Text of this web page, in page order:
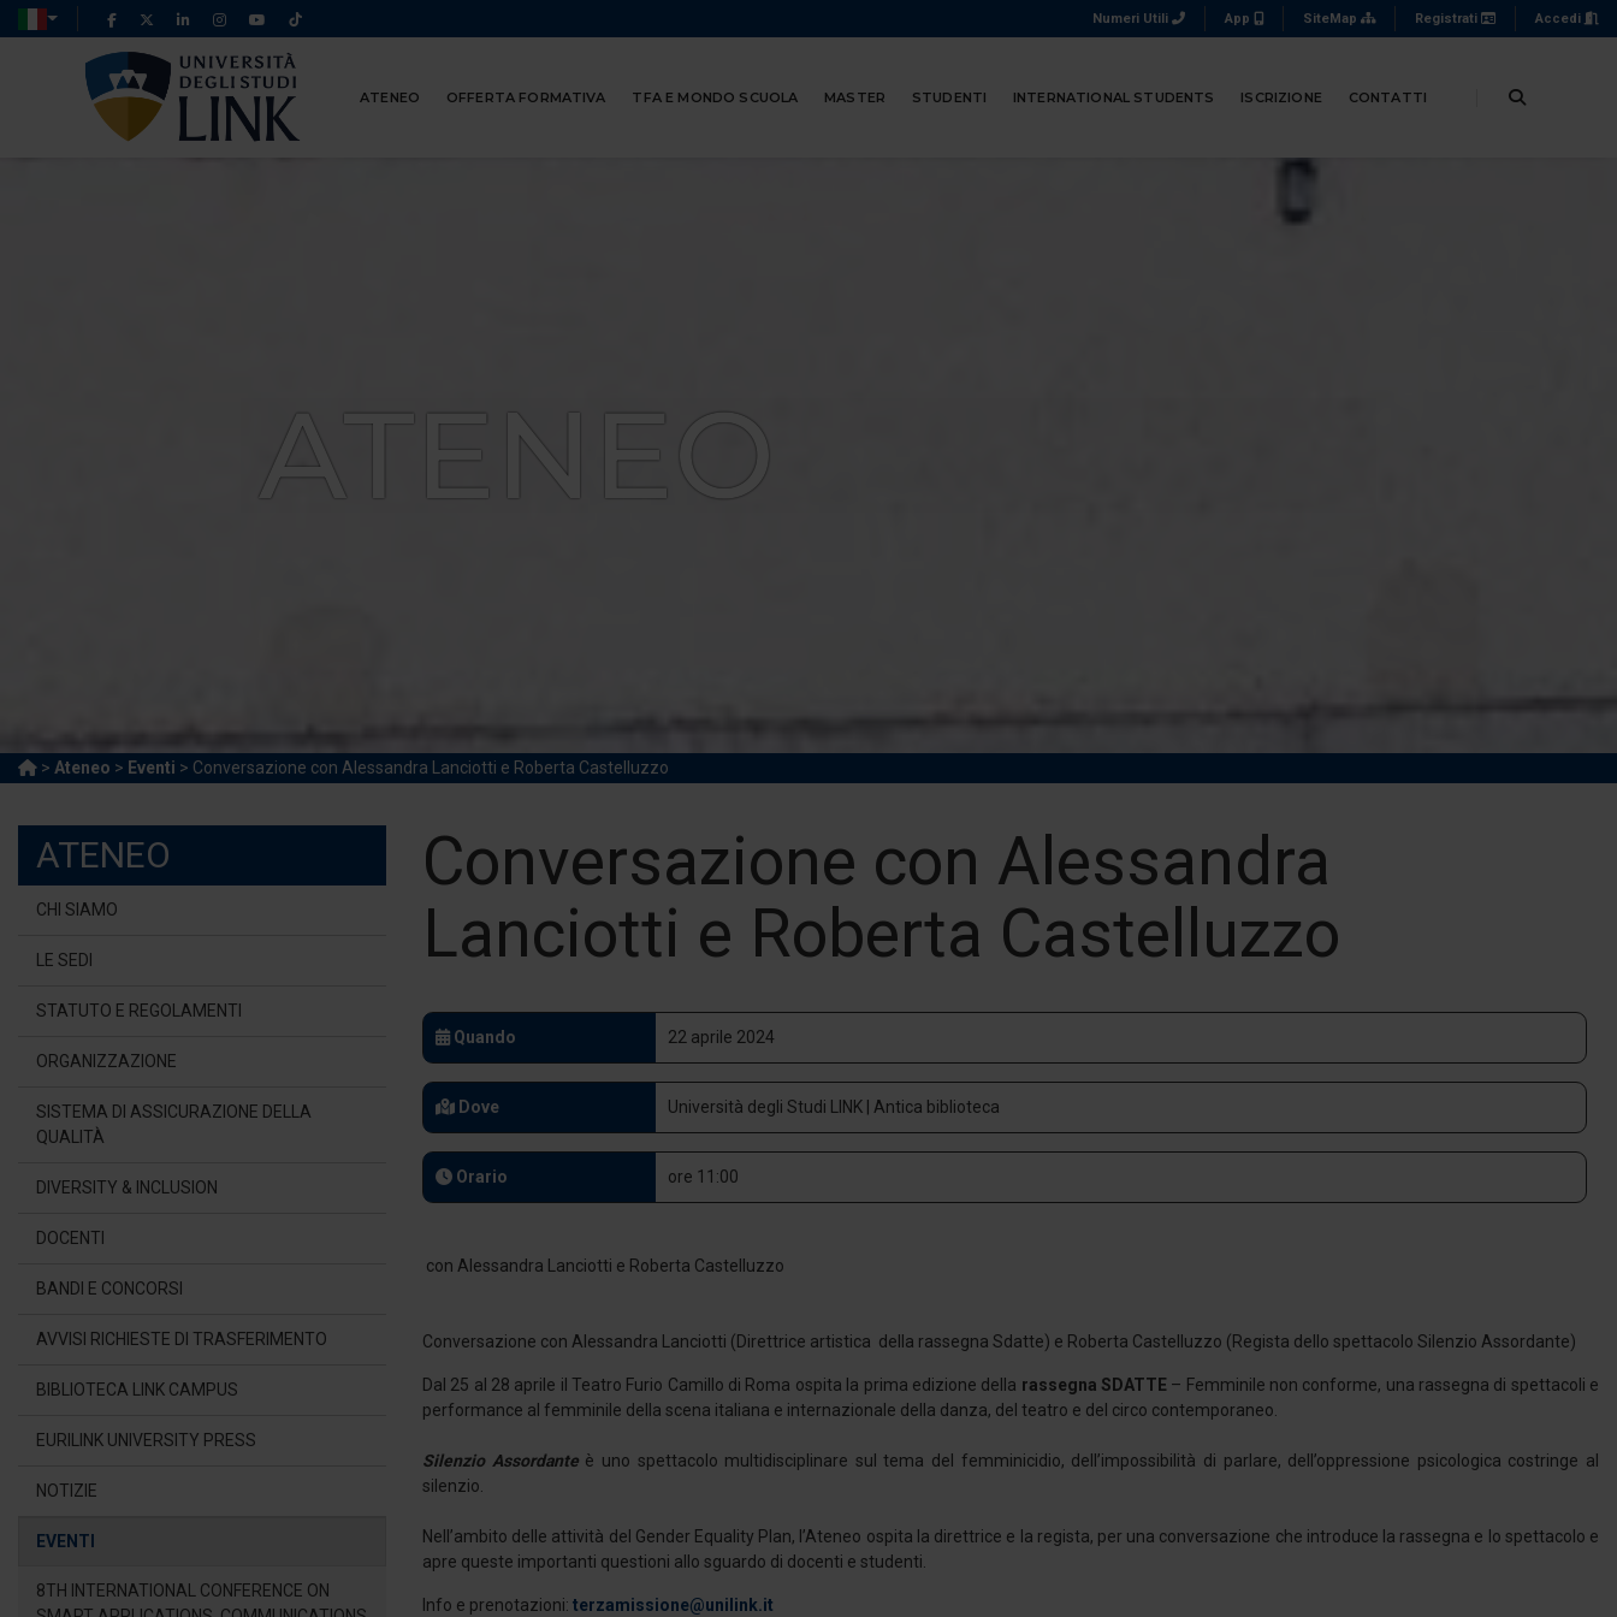
Numeri Utili App SiteMap Registrati Accedi
ATENEO OFFERTA FORMATIVA TFA E MONDO SCUOLA MASTER STUDENTI INTERNATIONAL STUDENTS ISCRIZIONE CONTATTI
ATENEO
> Ateneo > Eventi > Conversazione con Alessandra Lanciotti e Roberta Castelluzzo
ATENEO
CHI SIAMO
LE SEDI
STATUTO E REGOLAMENTI
ORGANIZZAZIONE
SISTEMA DI ASSICURAZIONE DELLA
QUALITÀ
DIVERSITY & INCLUSION
DOCENTI
BANDI E CONCORSI
AVVISI RICHIESTE DI TRASFERIMENTO
BIBLIOTECA LINK CAMPUS
EURILINK UNIVERSITY PRESS
NOTIZIE
EVENTI
8TH INTERNATIONAL CONFERENCE ON
Conversazione con Alessandra
Lanciotti e Roberta Castelluzzo
Quando 22 aprile 2024
Dove Università degli Studi LINK | Antica biblioteca
Orario ore 11:00
Conversazione con Alessandra Lanciotti (Direttrice artistica della rassegna Sdatte) e Roberta Castelluzzo (Regista dello spettacolo Silenzio Assordante)
Dal 25 al 28 aprile il Teatro Furio Camillo di Roma ospita la prima edizione della rassegna SDATTE– Femminile non conforme, una rassegna di spettacoli e
performance al femminile della scena italiana e internazionale della danza, del teatro e del circo contemporaneo.
Silenzio Assordanteè uno spettacolo multidisciplinare sul tema del femminicidio, dell’impossibilità di parlare, dell’oppressione psicologica costringe al
silenzio.
Nell’ambito delle attività del Gender Equality Plan, l’Ateneo ospita la direttrice e la regista, per una conversazione che introduce la rassegna e lo spettacolo e
apre queste importanti questioni allo sguardo di docenti e studenti.
Info e prenotazioni: terzamissione@unilink.it